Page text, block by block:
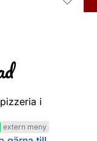
i
11:00 - 22:00
extern meny